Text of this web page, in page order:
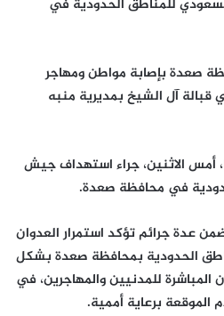
للمناطق الحدودية في
صعدة بإصابة مواطن ومهاجر
قبالة آل الشيخ بمديرية منبه
أمس الاثنين، جراء استهداف جيش
في محافظة صعدة.
عدة جرائم تؤكد استمرار العدوان
الحدودية بمحافظة صعدة بشكل
المباشرة للمدنيين والمهاجرين، في
الموقعة برعاية أممية.